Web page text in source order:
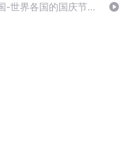
-世界各国的国庆节-